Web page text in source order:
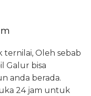
Oleh sebab
Galur bisa
anda berada.
24 jam untuk